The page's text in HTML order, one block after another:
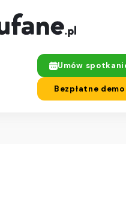
Umów
Bezpłatne demo